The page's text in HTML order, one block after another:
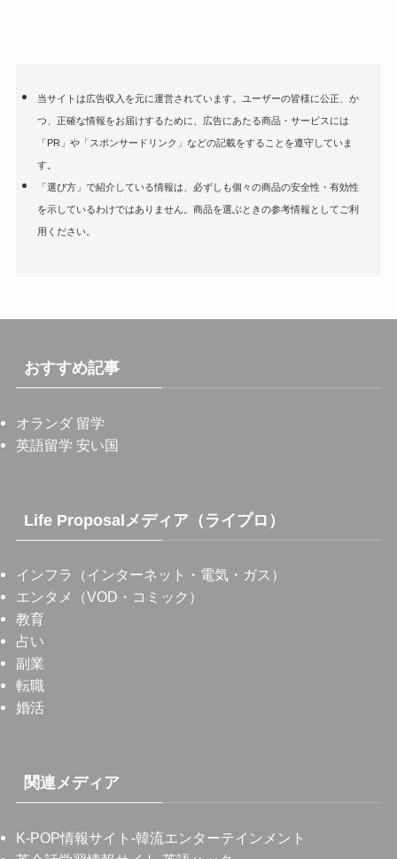
当サイトは広告収入を元に運営されています。ユーザーの皆様に公正、か
つ、正確な情報をお届けするために、広告にあたる商品・サービスには
「PR」や「スポンサードリンク」などの記載をすることを遵守していま
す。
「選び方」で紹介している情報は、必ずしも個々の商品の安全性・有効性
を示しているわけではありません。商品を選ぶときの参考情報としてご利
用ください。
おすすめ記事
オランダ 留学
英語留学 安い国
Life Proposalメディア（ライプロ）
インフラ（インターネット・電気・ガス）
エンタメ（VOD・コミック）
教育
占い
副業
転職
婚活
関連メディア
K-POP情報サイト -韓流エンターテインメント